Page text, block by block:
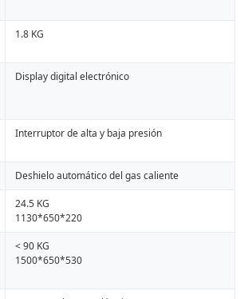
1.8 KG
Display digital electrónico
Interruptor de alta y baja presión
Deshielo automático del gas caliente
24.5 KG
1130*650*220
< 90 KG
1500*650*530